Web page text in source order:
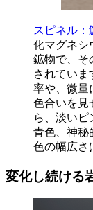
スピネル：
化マグネシ
鉱物で、そ
されていま
率や、微量
色合いを見
ら、淡いピ
青色、神秘
色の幅広さ
変化し続ける